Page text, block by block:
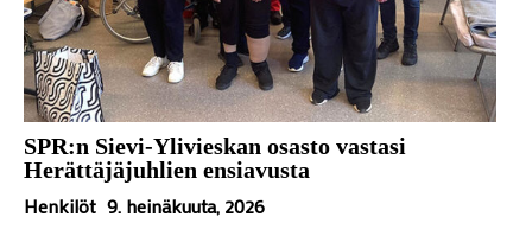
SPR:n Sievi-Ylivieskan osasto vastasi
Herättäjäjuhlien ensiavusta
Henkilöt 9. heinäkuuta, 2026